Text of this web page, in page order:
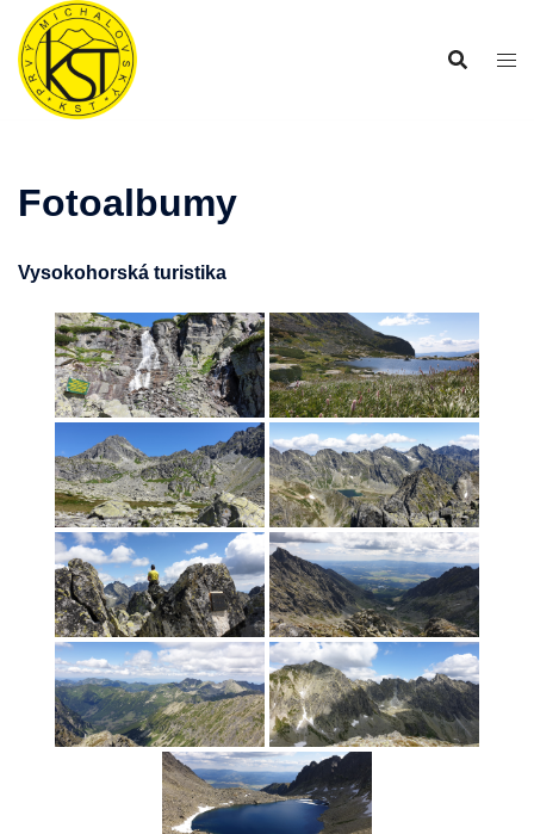
Preskočiť
obsah
Fotoalbumy
Vysokohorská turistika